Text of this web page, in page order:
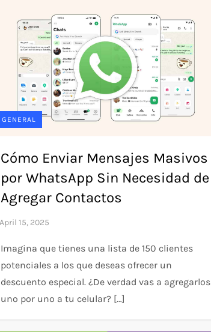
GENERAL
Cómo Enviar Mensajes Masivos
por WhatsApp Sin Necesidad de
Agregar Contactos
Imagina que tienes una lista de 150 clientes
potenciales a los que deseas ofrecer un
descuento especial. ¿De verdad vas a agregarlos
uno por uno a tu celular? […]